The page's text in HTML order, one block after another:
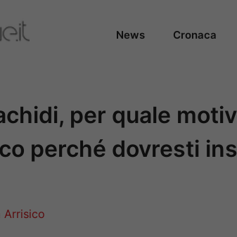
News Cronaca
per quale
perché dovresti
Arrisico